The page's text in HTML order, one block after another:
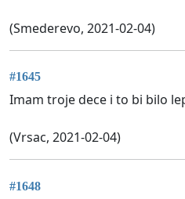
(Smederevo, 2021-02-04)
#1645
Imam troje dece i to bi bilo
(Vrsac, 2021-02-04)
#1648